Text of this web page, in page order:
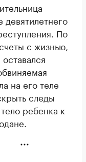
По
с жизнью,
на его теле
следы
ребенка к